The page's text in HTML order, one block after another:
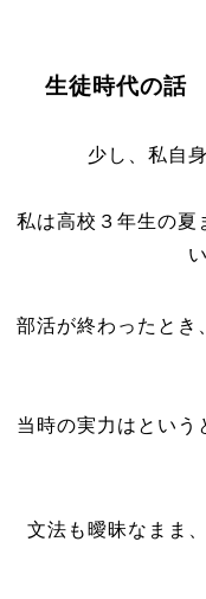
生徒時代の
少し、私自
私は高校３年生の夏
部活が終わったとき
当時の実力はという
文法も曖昧なまま